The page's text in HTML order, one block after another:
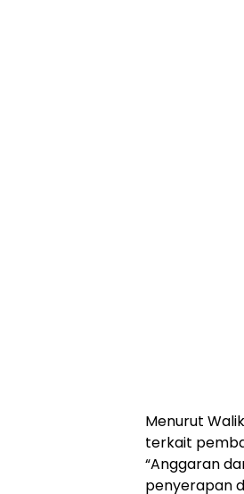
Menurut
terkait
“Anggaran
penyerapan